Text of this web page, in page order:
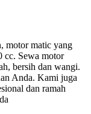
motor matic yang
cc. Sewa motor
bersih dan wangi.
Anda. Kami juga
dan ramah